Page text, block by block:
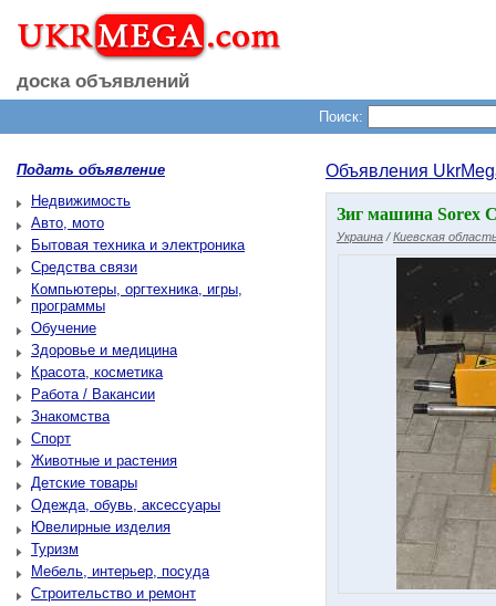
доска объявлений
Поиск:
Подать объявление
Недвижимость
Авто, мото
Бытовая техника и электроника
Средства связи
Компьютеры, оргтехника, игры,
программы
Обучение
Здоровье и медицина
Красота, косметика
Работа / Вакансии
Знакомства
Спорт
Животные и растения
Детские товары
Одежда, обувь, аксессуары
Ювелирные изделия
Туризм
Мебель, интерьер, посуда
Строительство и ремонт
Объявления
Зиг машина Sorex
Украина /Киевская